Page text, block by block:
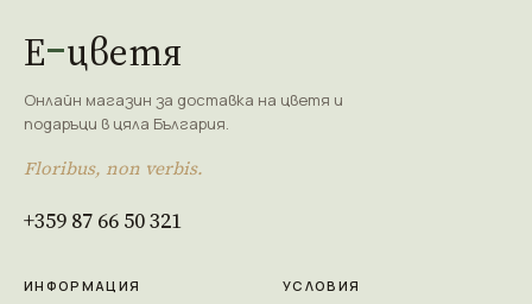
Е цветя
Онлайн магазин за доставка на цветя и
подаръци в цяла България.
Floribus, non verbis.
+359 87 66 50 321
ИНФОРМАЦИЯ УСЛОВИЯ